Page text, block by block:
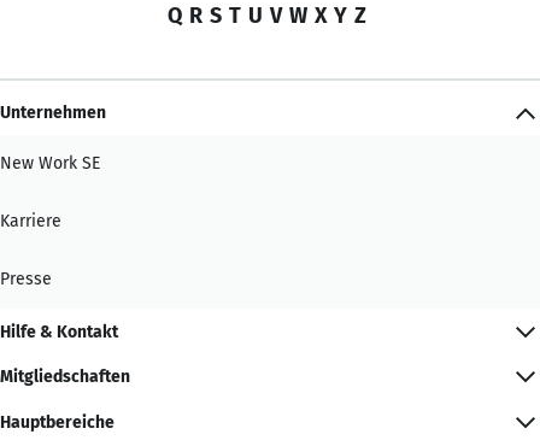
Q R S T U V W X Y Z
Unternehmen
New Work SE
Karriere
Presse
Hilfe & Kontakt
Mitgliedschaften
Hauptbereiche